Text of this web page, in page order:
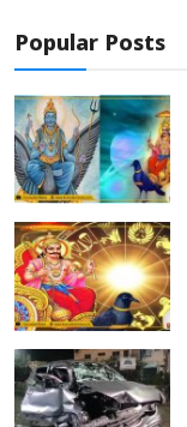
Popular Posts